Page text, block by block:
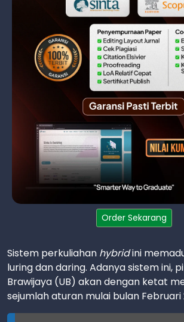
Order Sekarang
Sistem perkuliahan hybridini
luring dan daring. Adanya sistem ini,
Brawijaya (UB) akan dengan ketat
sejumlah aturan mulai bulan Februari